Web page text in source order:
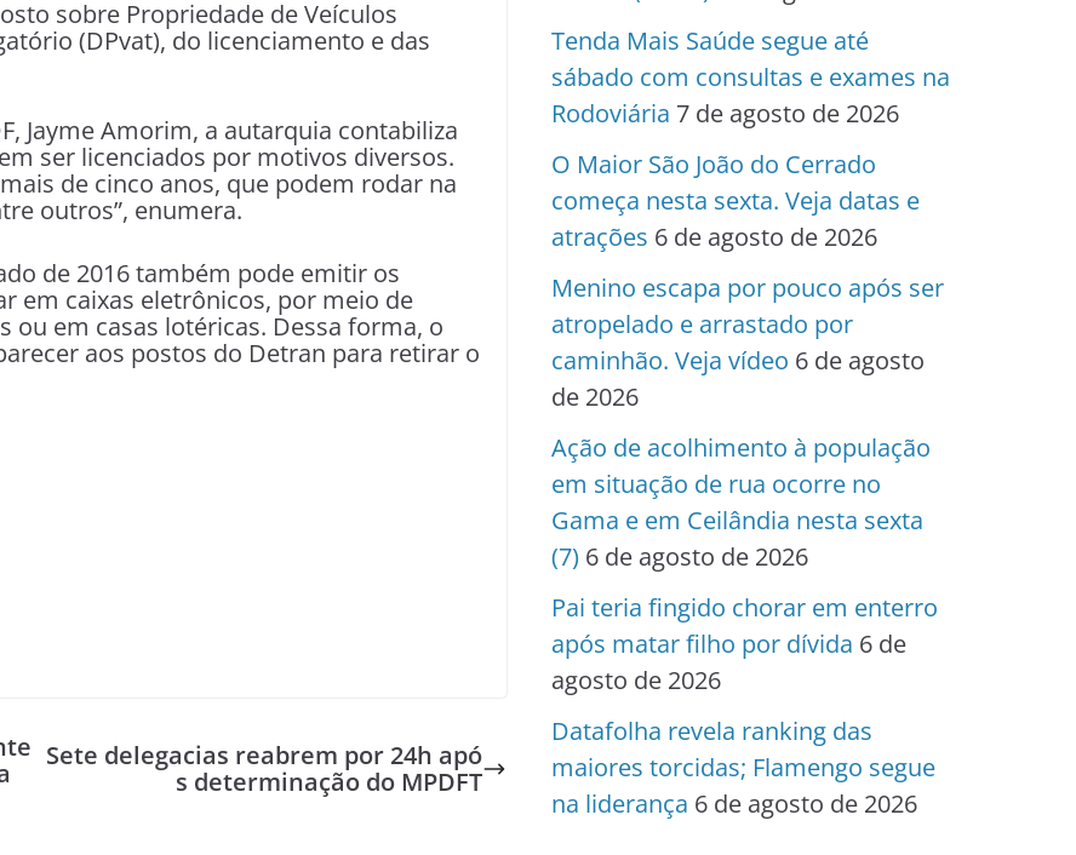
sobre Propriedade de Veículos
(DPvat), do licenciamento e das
Jayme Amorim, a autarquia contabiliza
ser licenciados por motivos diversos.
de cinco anos, que podem rodar na
outros”, enumera.
de 2016 também pode emitir os
em caixas eletrônicos, por meio de
ou em casas lotéricas. Dessa forma, o
aos postos do Detran para retirar o
Sete delegacias reabrem por 24h apó
s determinação do MPDFT
Tenda Mais Saúde segue até
sábado com consultas e exames na
Rodoviária 7 de agosto de 2026
O Maior São João do Cerrado
começa nesta sexta. Veja datas e
atrações 6 de agosto de 2026
Menino escapa por pouco após ser
atropelado e arrastado por
caminhão. Veja vídeo 6 de agosto
de 2026
Ação de acolhimento à população
em situação de rua ocorre no
Gama e em Ceilândia nesta sexta
(7) 6 de agosto de 2026
Pai teria fingido chorar em enterro
após matar filho por dívida 6 de
agosto de 2026
Datafolha revela ranking das
maiores torcidas; Flamengo segue
na liderança 6 de agosto de 2026